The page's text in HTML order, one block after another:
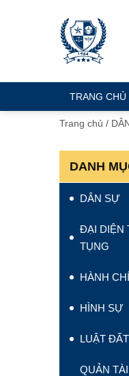
TRANG CHỦ
Trang chủ /
DANH
DÂN SỰ
ĐẠI DIỆN
TỤNG
HÀNH
HÌNH SỰ
LUẬT
QUẢN